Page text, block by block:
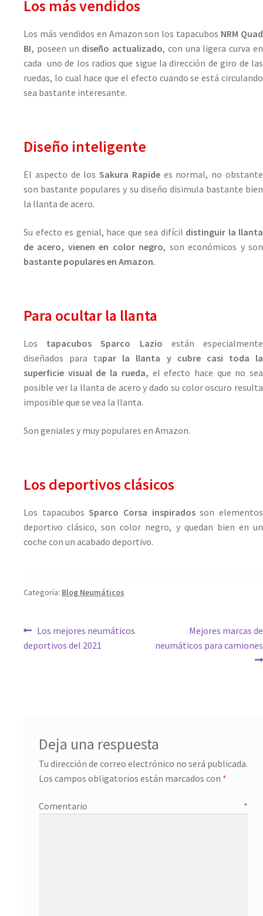
Los más vendidos
Los más vendidos en Amazon son los tapacubos NRM Quad
BI, poseen un diseño actualizado, con una ligera curva en
cada uno de los radios que sigue la dirección de giro de las
ruedas, lo cual hace que el efecto cuando se está circulando
sea bastante interesante.
Diseño inteligente
El aspecto de losSakura Rapidees normal, no obstante
son bastante populares y su diseño disimula bastante bien
la llanta de acero.
Su efecto es genial, hace que sea difícil distinguir la llanta
de acero, vienen en color negro, son económicos y son
bastante populares en Amazon.
Para ocultar la llanta
Los tapacubos Sparco Lazio están especialmente
diseñados para tapar la llanta y cubre casi toda la
superficie visual de la rueda, el efecto hace que no sea
posible ver la llanta de acero y dado su color oscuro resulta
imposible que se vea la llanta.
Son geniales y muy populares en Amazon.
Los deportivos clásicos
Los tapacubosSparco Corsa inspiradosson elementos
deportivo clásico, son color negro, y quedan bien en un
coche con un acabado deportivo.
Categoría: Blog Neumáticos
Los mejores neumáticos
deportivos del 2021
Mejores marcas de
neumáticos para camiones
Deja una respuesta
Tu dirección de correo electrónico no será publicada.
Los campos obligatorios están marcados con *
Comentario *